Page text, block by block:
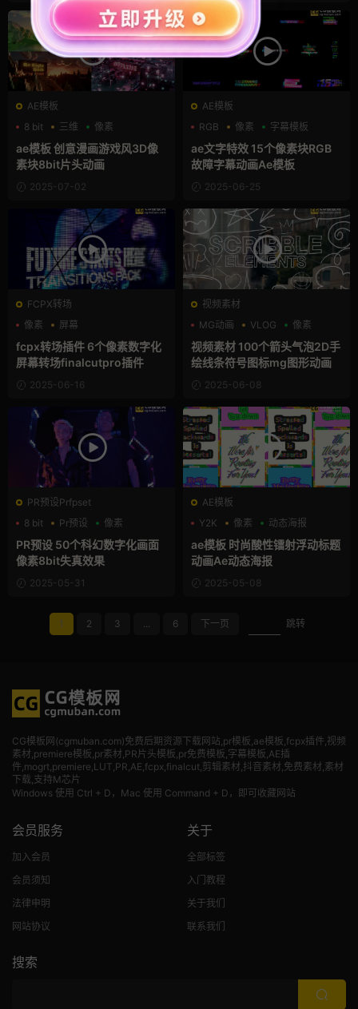
AE模板
8 bit
三维 像素
ae模板 创意漫画游戏风3D像
素块8bit片头动画
2025-07-02
AE模板
RGB
像素 字幕模板
ae文字特效 15个像素块RGB
故障字幕动画Ae模板
2025-06-25
FCPX转场
像素
屏幕
支持Intel+M芯片
fcpx转场插件 6个像素数字化
屏幕转场finalcutpro插件
2025-06-16
视频素材
MG动画
VLOG 像素
视频素材 100个箭头气泡2D手
绘线条符号图标mg图形动画
2025-06-08
PR预设Prfpset
8 bit
Pr预设 像素
PR预设 50个科幻数字化画面
像素8bit失真效果
2025-05-31
AE模板
Y2K
像素 动态海报
ae模板 时尚酸性镭射浮动标题
动画Ae动态海报
2025-05-08
1 2 3 ... 6 下一页 跳转
CG模板网(cgmuban.com)免费后期资源下载网站,pr模板,ae模板,fcpx插件,视频
素材,premiere模板,pr素材,PR片头模板,pr免费模板,字幕模板,AE插
件,mogrt,premiere,LUT,PR,AE,fcpx,finalcut,剪辑素材,抖音素材,免费素材,素材
下载,支持M芯片
Windows 使用 Ctrl + D，Mac 使用 Command + D，即可收藏网站
会员服务
加入会员
会员须知
法律申明
网站协议
关于
全部标签
入门教程
关于我们
联系我们
搜索